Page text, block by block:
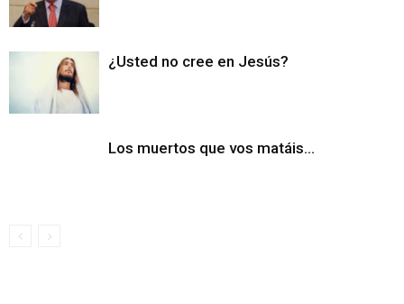
¿Usted no cree en Jesús?
Los muertos que vos matáis…